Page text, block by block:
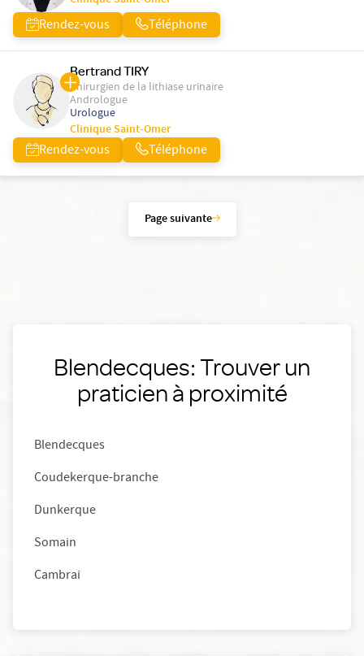
Rendez-vous Téléphone
Bertrand TIRY
Chirurgien de la lithiase urinaire
Andrologue
Urologue
Clinique Saint-Omer
Rendez-vous Téléphone
Page suivante
Blendecques: Trouver un
praticien à proximité
Blendecques
Coudekerque-branche
Dunkerque
Somain
Cambrai